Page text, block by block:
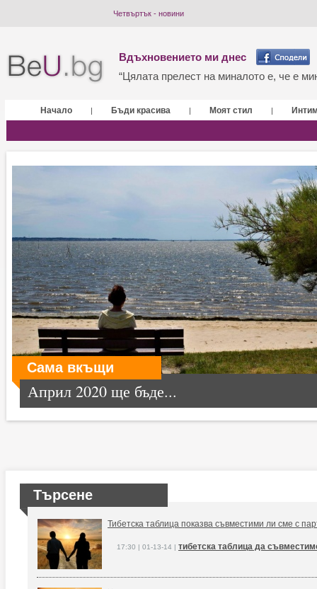
Четвъртък - новини
Вдъхновението ми днес
“Цялата прелест на миналото е, че е
Начало | Бъди красива | Моят стил |
Сама вкъщи
Април 2020 ще бъде...
Търсене
Тибетска таблица показва съвместими ли сме с
17:30 | 01-13-14 | тибетска таблица да